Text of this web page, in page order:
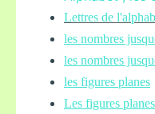
Lettres de
les nombres
les nombres
les figures planes
Les figures